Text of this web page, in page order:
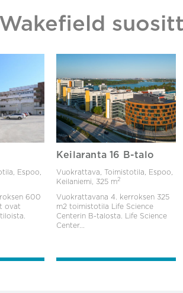
Espoo,
600
ovat
Keilaranta 16 B-talo
Vuokrattava, Toimistotila, Espoo,
Keilaniemi, 325 m2
Vuokrattavana 4. kerroksen 325
m2 toimistotila Life Science
Centerin B-talosta. Life Science
Center...